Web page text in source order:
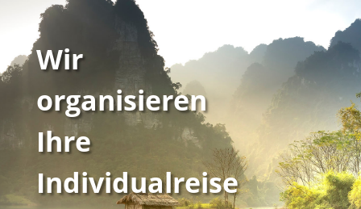
Wir
organisieren
Ihre
Individualreise